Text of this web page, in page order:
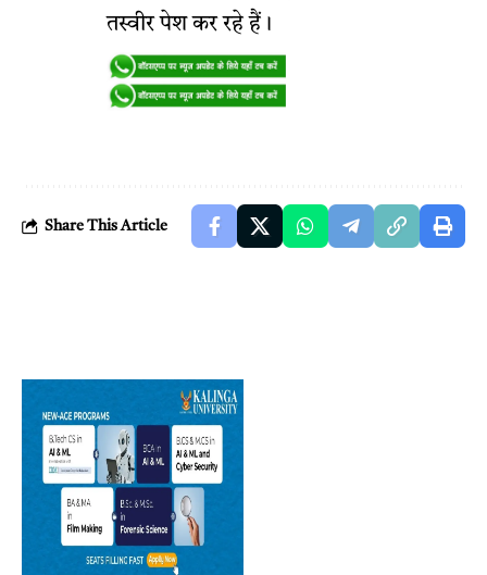
तस्वीर पेश कर रहे हैं।
Share This Article